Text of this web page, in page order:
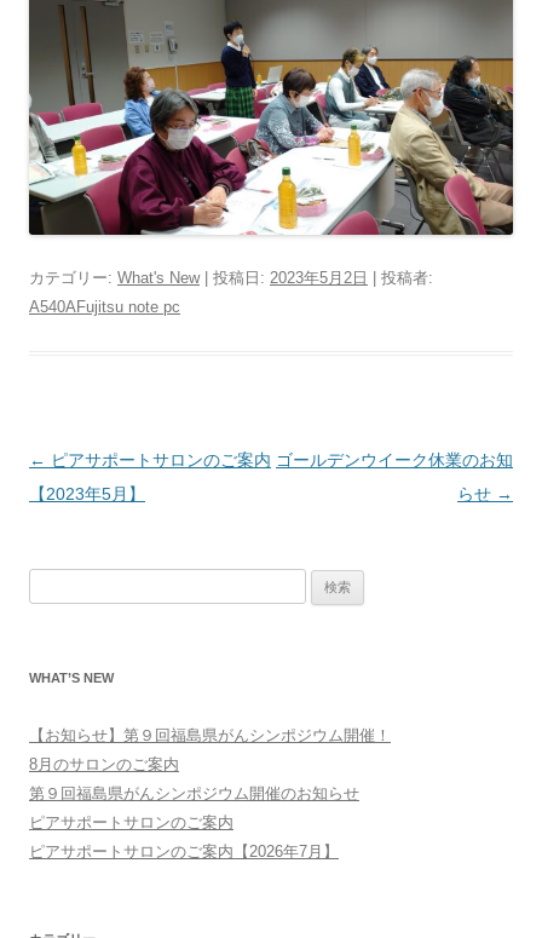
カテゴリー: What's New| 投稿日: 2023年5月2日
投稿者:
A540AFujitsu note pc
投
稿
ン
← ピアサポートサロンのご案内
【2023年5月】
ゴールデンウイーク休業のお知
らせ →
WHAT’S NEW
【お知らせ】第９回福島県がんシンポジウム開催！
8月のサロンのご案内
第９回福島県がんシンポジウム開催のお知らせ
ピアサポートサロンのご案内
ピアサポートサロンのご案内【2026年7月】